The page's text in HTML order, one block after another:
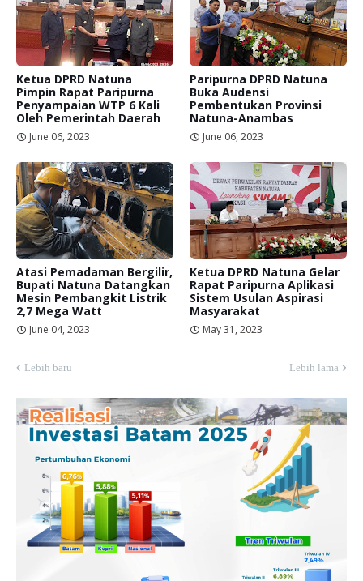
Ketua DPRD Natuna
Pimpin Rapat Paripurna
Penyampaian WTP 6 Kali
Oleh Pemerintah Daerah
June 06, 2023
Paripurna DPRD Natuna
Buka Audensi
Pembentukan Provinsi
Natuna-Anambas
June 06, 2023
Atasi Pemadaman Bergilir,
Bupati Natuna Datangkan
Mesin Pembangkit Listrik
2,7 Mega Watt
June 04, 2023
Ketua DPRD Natuna Gelar
Rapat Paripurna Aplikasi
Sistem Usulan Aspirasi
Masyarakat
May 31, 2023
Lebih baru Lebih lama